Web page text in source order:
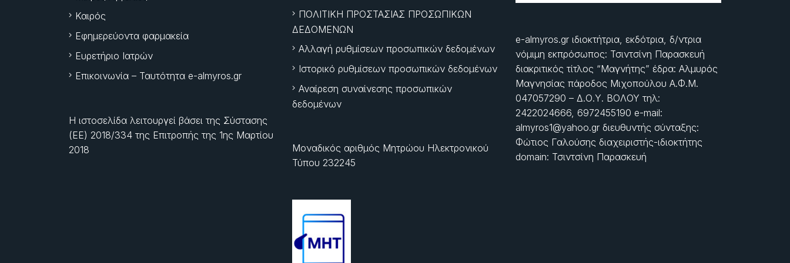
Καιρός
Εφημερεύοντα φαρμακεία
Ευρετήριο Ιατρών
Επικοινωνία – Ταυτότητα e-almyros.gr
Η ιστοσελίδα λειτουργεί βάσει της Σύστασης
(ΕΕ) 2018/334 της Επιτροπής της 1ης Μαρτίου
2018
ΠΟΛΙΤΙΚΗ ΠΡΟΣΤΑΣΙΑΣ ΠΡΟΣΩΠΙΚΩΝ
ΔΕΔΟΜΕΝΩΝ
Αλλαγή ρυθμίσεων προσωπικών δεδομένων
Ιστορικό ρυθμίσεων προσωπικών δεδομένων
Αναίρεση συναίνεσης προσωπικών
δεδομένων
Μοναδικός αριθμός Μητρώου Ηλεκτρονικού
Τύπου 232245
e-almyros.gr ιδιοκτήτρια, εκδότρια, δ/ντρια
νόμιμη εκπρόσωπος: Τσιντσίνη Παρασκευή
διακριτικός τίτλος “Μαγνήτης” έδρα: Αλμυρός
Μαγνησίας πάροδος Μιχοπούλου Α.Φ.Μ.
047057290 – Δ.Ο.Υ. ΒΟΛΟΥ τηλ:
2422024666, 6972455190 e-mail:
almyros1@yahoo.gr διευθυντής σύνταξης:
Φώτιος Γαλούσης διαχειριστής-ιδιοκτήτης
domain: Τσιντσίνη Παρασκευή